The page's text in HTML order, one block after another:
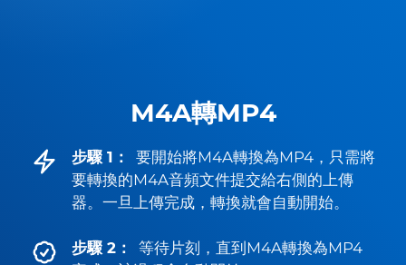
M4A轉MP4
步驟 1：
要開始將M4A轉換為MP4，只需將
要轉換的M4A音頻文件提交給右側的上傳
器。一旦上傳完成，轉換就會自動開始。
步驟 2：
等待片刻，直到M4A轉換為MP4